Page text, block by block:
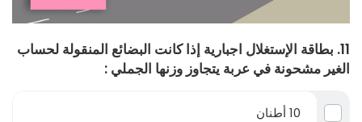
11. بطاقة الإستغلال اجبارية إذا كانت البضائع المنقولة لحساب
الغير مشحونة في عربة يتجاوز وزنها الجملي :
10 أطنان